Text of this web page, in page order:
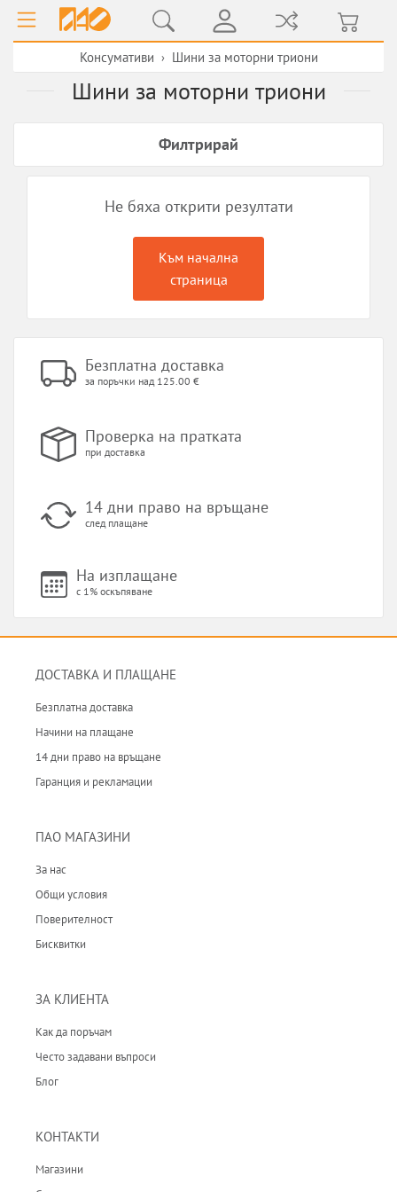
Консумативи › Шини за моторни триони
Шини за моторни триони
Филтрирай
Не бяха открити резултати
Към начална
страница
Безплатна доставка
за поръчки над 125.00 €
Проверка на пратката
при доставка
14 дни право на връщане
след плащане
На изплащане
с 1% оскъпяване
ДОСТАВКА И ПЛАЩАНЕ
Безплатна доставка
Начини на плащане
14 дни право на връщане
Гаранция и рекламации
ПАО МАГАЗИНИ
За нас
Общи условия
Поверителност
Бисквитки
ЗА КЛИЕНТА
Как да поръчам
Често задавани въпроси
Блог
КОНТАКТИ
Магазини